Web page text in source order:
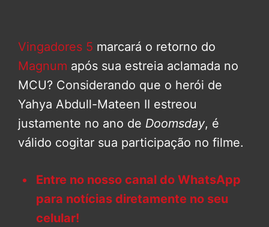
Vingadores 5 marcará o retorno do
Magnum após sua estreia aclamada no
MCU? Considerando que o herói de
Yahya Abdull-Mateen II estreou
justamente no ano de Doomsday, é
válido cogitar sua participação no filme.
Entre no nosso canal do WhatsApp
para notícias diretamente no seu
celular!